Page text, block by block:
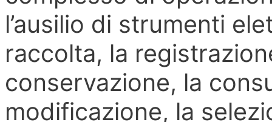
l’ausilio di strumenti
raccolta, la
conservazione, la
modificazione, la